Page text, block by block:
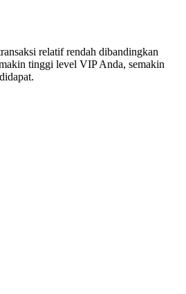
relatif rendah dibandingkan
tinggi level VIP Anda, semakin